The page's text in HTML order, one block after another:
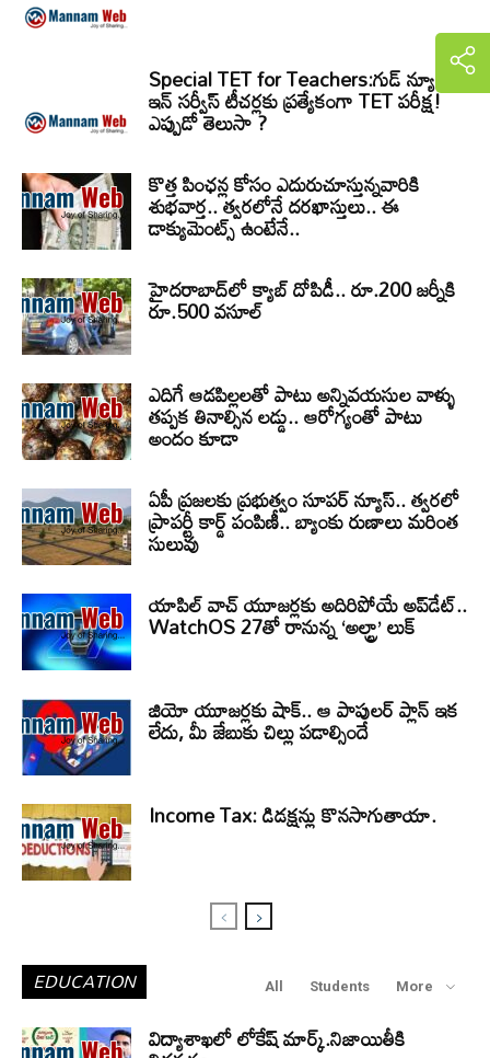
Special TET for Teachers:గుడ్ న్యూస్..
ఇన్ సర్వీస్ టీచర్లకు ప్రత్యేకంగా TET పరీక్ష!
ఎప్పుడో తెలుసా ?
కొత్త పింఛన్ల కోసం ఎదురుచూస్తున్నవారికి
శుభవార్త.. త్వరలోనే దరఖాస్తులు.. ఈ
డాక్యుమెంట్స్ ఉంటేనే..
హైదరాబాద్‌లో క్యాబ్‌ దోపిడీ.. రూ.200 జర్నీకి
రూ.500 వసూల్
ఎదిగే ఆడపిల్లలతో పాటు అన్నివయసుల వాళ్ళు
తప్పక తినాల్సిన లడ్డు.. ఆరోగ్యంతో పాటు
అందం కూడా
ఏపీ ప్రజలకు ప్రభుత్వం సూపర్ న్యూస్.. త్వరలో
ప్రాపర్టీ కార్డ్ పంపిణీ.. బ్యాంకు రుణాలు మరింత
సులువు
యాపిల్ వాచ్ యూజర్లకు అదిరిపోయే అప్‌డేట్..
WatchOS 27తో రానున్న ‘అల్ట్రా’ లుక్
జియో యూజర్లకు షాక్.. ఆ పాపులర్ ప్లాన్ ఇక
లేదు, మీ జేబుకు చిల్లు పడాల్సిందే
Income Tax: డిడక్షన్లు కొనసాగుతాయా.
EDUCATION All Students More
విద్యాశాఖలో లోకేష్ మార్క్.నిజాయితీకి